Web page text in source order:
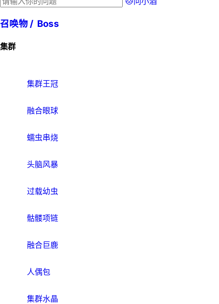
召唤物 / Boss
集群
集群王冠
融合眼球
蠕虫串烧
头脑风暴
过载幼虫
骷髅项链
融合巨鹿
人偶包
集群水晶